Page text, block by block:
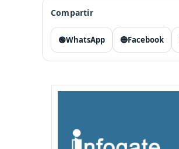
Compartir
🟢WhatsApp 🔵Facebook